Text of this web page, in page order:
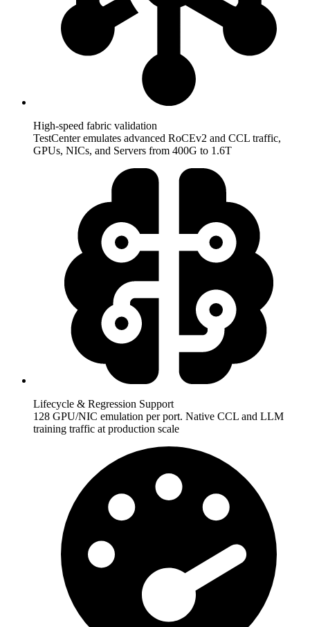
High-speed fabric validation
TestCenter emulates advanced RoCEv2 and CCL traffic,
GPUs, NICs, and Servers from 400G to 1.6T
Lifecycle & Regression Support
128 GPU/NIC emulation per port. Native CCL and LLM
training traffic at production scale